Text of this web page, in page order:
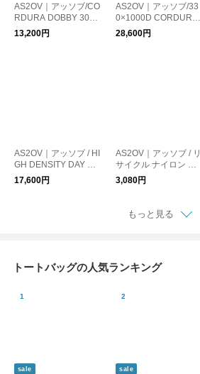
AS2OV｜アッソブ/CO
RDURA DOBBY 305
D SACOCHE ショル
ダーバッグ サコッシ
13,200円
AS2OV｜アッソブ/33
0×1000D CORDURA
STANDARD SERIES
DAY PACK バックパ
28,600円
AS2OV｜アッソブ / HI
GH DENSITY DAY PA
CK バックパック リュ
ック
17,600円
AS2OV｜アッソブ / リ
サイクル ナイロン エ
コバッグ 抗菌 撥水
3,080円
もっと見る
トートバッグの人気ランキング
sale sale